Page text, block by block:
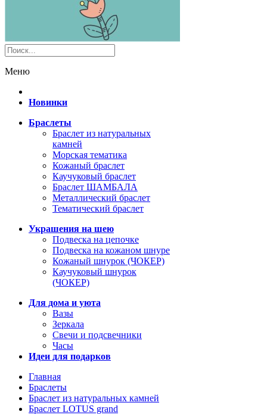
Меню
Новинки
Браслеты
Браслет из натуральных
камней
Морская тематика
Кожаный браслет
Каучуковый браслет
Браслет ШАМБАЛА
Металлический браслет
Тематический браслет
Украшения на шею
Подвеска на цепочке
Подвеска на кожаном шнуре
Кожаный шнурок (ЧОКЕР)
Каучуковый шнурок
(ЧОКЕР)
Для дома и уюта
Вазы
Зеркала
Свечи и подсвечники
Часы
Идеи для подарков
Главная
Браслеты
Браслет из натуральных камней
Браслет LOTUS grand